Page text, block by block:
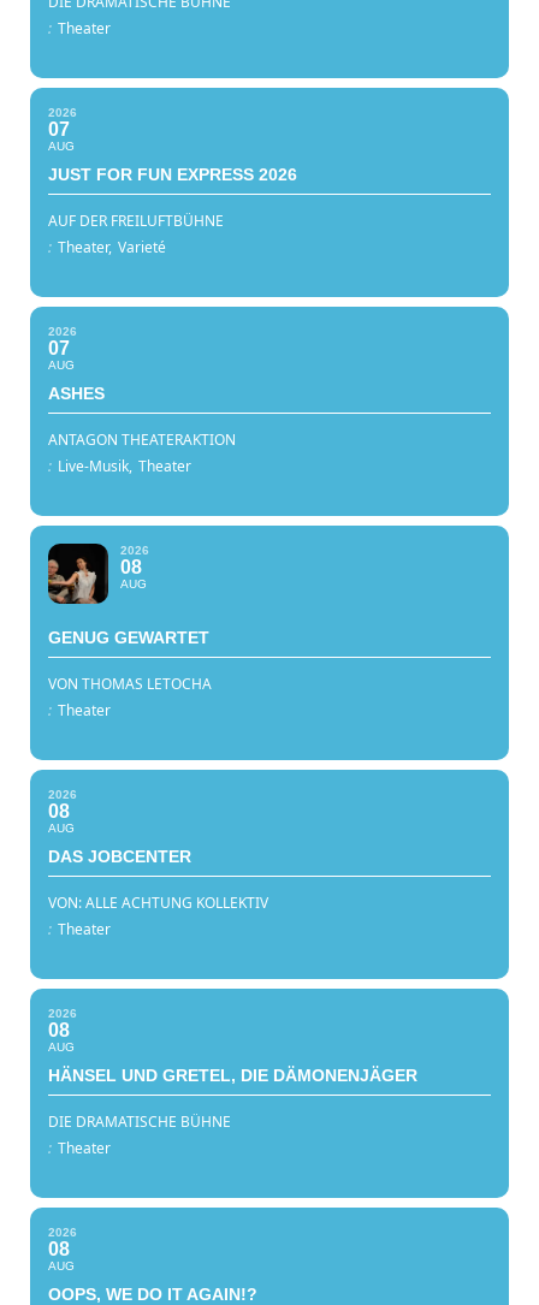
: Theater
2026
07
AUG
JUST FOR FUN EXPRESS 2026
AUF DER FREILUFTBÜHNE
: Theater, Varieté
2026
07
AUG
ASHES
ANTAGON THEATERAKTION
: Live-Musik, Theater
2026
08
AUG
GENUG GEWARTET
VON THOMAS LETOCHA
: Theater
2026
08
AUG
DAS JOBCENTER
VON: ALLE ACHTUNG KOLLEKTIV
: Theater
2026
08
AUG
HÄNSEL UND GRETEL, DIE DÄMONENJÄGER
DIE DRAMATISCHE BÜHNE
: Theater
2026
08
AUG
OOPS, WE DO IT AGAIN!?